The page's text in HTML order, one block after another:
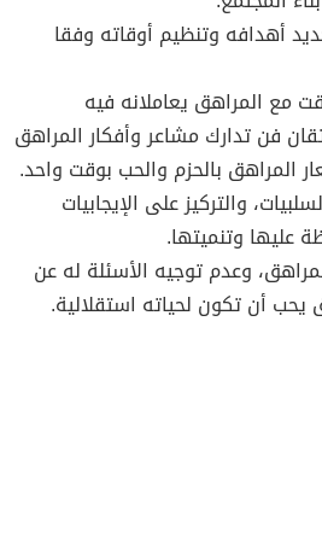
أهدافه وتنظيم أوقاته وفقا
مع المراهق يعاملانه فيه
فن تدارك مشاعر وأفكار المراهق
المراهق بالحزم والحب بوقت واحد.
والتركيز على الإيجابيات
عليها وتنميتها.
وعدم توجيه الأسئلة له عن
أن تكون لحياته استقلالية.